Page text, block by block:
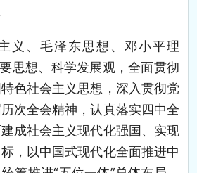
义、毛泽东思想、邓小平理
思想、科学发展观，全面贯彻
色社会主义思想，深入贯彻党
次全会精神，认真落实四中全
成社会主义现代化强国、实现
，以中国式现代化全面推进中